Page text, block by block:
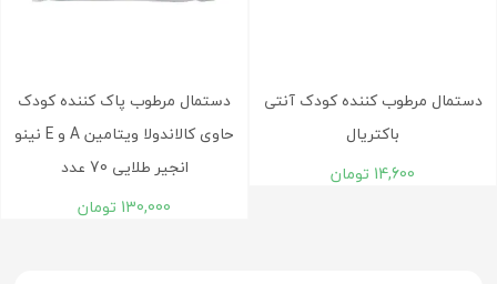
دستمال مرطوب کننده کودک آنتی
باکتریال
14,600 تومان
دستمال مرطوب پاک کننده کودک
حاوی کالاندولا ویتامین A و E نینو
انجیر طلایی 70 عدد
130,000 تومان